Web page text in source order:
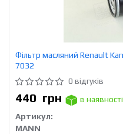
Фільтр масляний Renault
7032
0 відгуків
440 грн
в наявності
Артикул:
MANN